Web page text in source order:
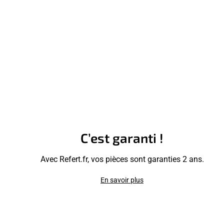
C’est garanti !
Avec Refert.fr, vos pièces sont garanties 2 ans.
En savoir plus